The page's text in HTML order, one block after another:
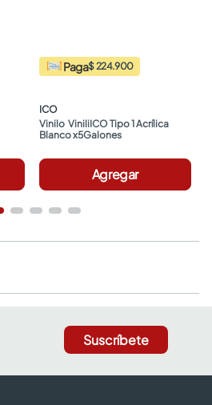
Paga$ 224.900
ICO
Vinilo  ViniliICO Tipo 1 Acrílica
Blanco x5Galones
Agregar
Suscríbete